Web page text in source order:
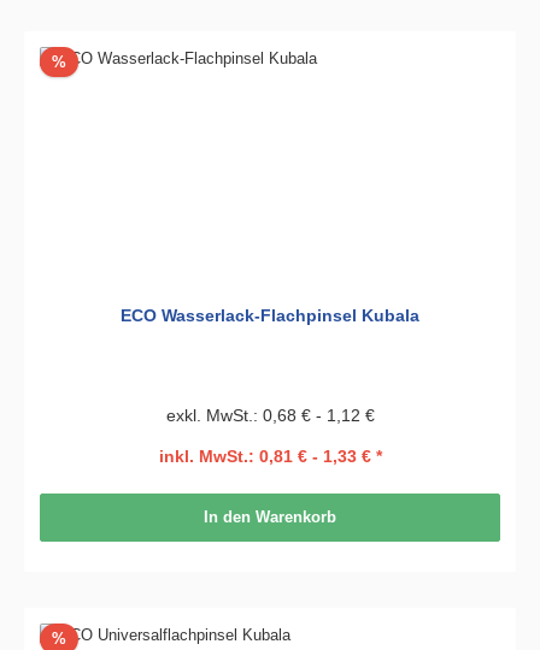
%Rabatt
ECO Wasserlack-Flachpinsel Kubala
exkl. MwSt.: 0,68 € - 1,12 €
inkl. MwSt.: 0,81 € - 1,33 € *
In den Warenkorb
%Rabatt